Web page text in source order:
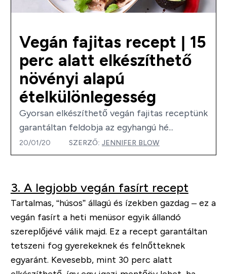
Vegán fajitas recept | 15
perc alatt elkészíthető
növényi alapú
ételkülönlegesség
Gyorsan elkészíthető vegán fajitas receptünk
garantáltan feldobja az egyhangú hé...
20/01/20 SZERZŐ: JENNIFER BLOW
3. A legjobb vegán fasírt recept
Tartalmas, “húsos” állagú és ízekben gazdag – ez a
vegán fasírt a heti menüsor egyik állandó
szereplőjévé válik majd. Ez a recept garantáltan
tetszeni fog gyerekeknek és felnőtteknek
egyaránt. Kevesebb, mint 30 perc alatt